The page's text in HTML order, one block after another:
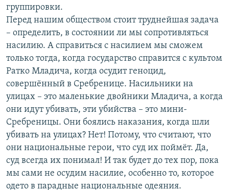
группировки.
Перед нашим обществом стоит труднейшая задача
– определить, в состоянии ли мы сопротивляться
насилию. А справиться с насилием мы сможем
только тогда, когда государство справится с культом
Ратко Младича, когда осудит геноцид,
совершённый в Сребренице. Насильники на
улицах – это маленькие двойники Младича, а когда
они идут убивать, эти убийства – это мини-
Сребреницы. Они боялись наказания, когда шли
убивать на улицах? Нет! Потому, что считают, что
они национальные герои, что суд их поймёт. Да,
суд всегда их понимал! И так будет до тех пор, пока
мы сами не осудим насилие, особенно то, которое
одето в парадные национальные одеяния.